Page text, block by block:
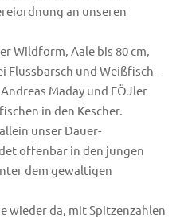
an unseren
Wildform, Aale bis 80 cm,
Flussbarsch und Weißfisch –
Maday und FÖJler
in den Kescher.
unser Dauer-
offenbar in den jungen
dem gewaltigen
wieder da, mit Spitzenzahlen